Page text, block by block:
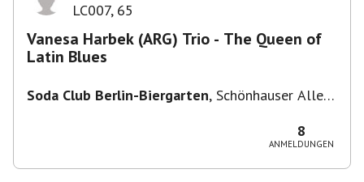
LC007, 65
Vanesa Harbek (ARG) Trio - The Queen of
Latin Blues
Soda Club Berlin-Biergarten, Schönhauser Allee
8
ANMELDUNGEN